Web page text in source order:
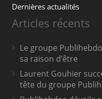
Dernières actualités
Articles récents
Le groupe
sa raison d’être
Laurent Gouhier
tête du groupe